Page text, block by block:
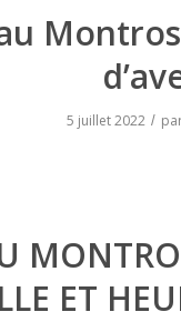
5 juillet 2022 /
ET